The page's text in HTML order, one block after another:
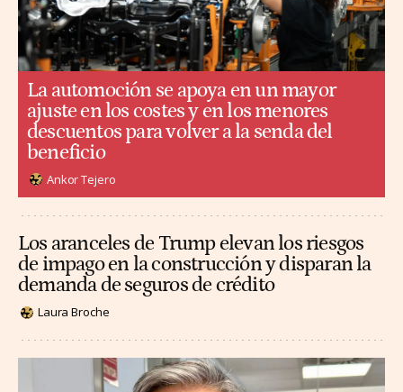
La automoción se apoya en un mayor
ajuste en los costes y en los menores
descuentos para volver a la senda del
beneficio
Ankor Tejero
Los aranceles de Trump elevan los riesgos
de impago en la construcción y disparan la
demanda de seguros de crédito
Laura Broche